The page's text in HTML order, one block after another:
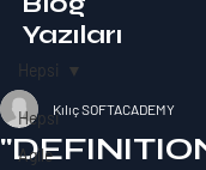
Hepsi
Agile
Hepsi
Kılıç SOFTACADEMY
Yazıları